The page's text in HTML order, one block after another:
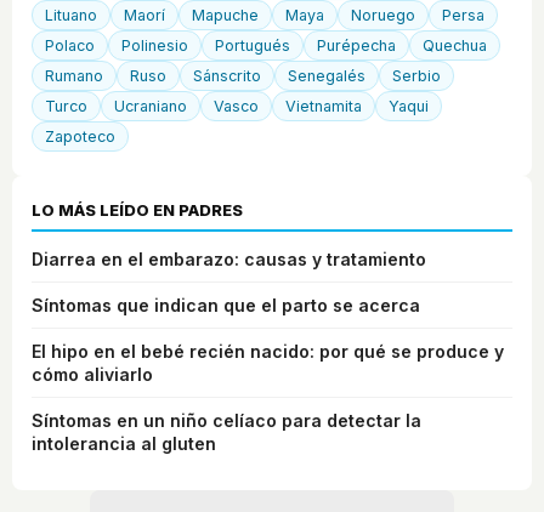
Lituano
Maorí Mapuche Maya Noruego
Persa
Polaco
Polinesio Portugués Purépecha
Quechua
Rumano
Ruso Sánscrito Senegalés
Serbio
Turco
Ucraniano Vasco Vietnamita
Yaqui
Zapoteco
LO MÁS LEÍDO EN PADRES
Diarrea en el embarazo: causas y tratamiento
Síntomas que indican que el parto se acerca
El hipo en el bebé recién nacido: por qué se produce y
cómo aliviarlo
Síntomas en un niño celíaco para detectar la
intolerancia al gluten